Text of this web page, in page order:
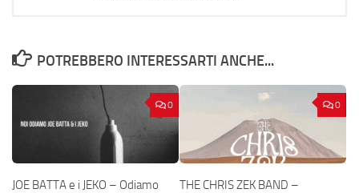
POTREBBERO INTERESSARTI ANCHE...
0
JOE BATTA e i JEKO – Odiamo
0
THE CHRIS ZEK BAND –